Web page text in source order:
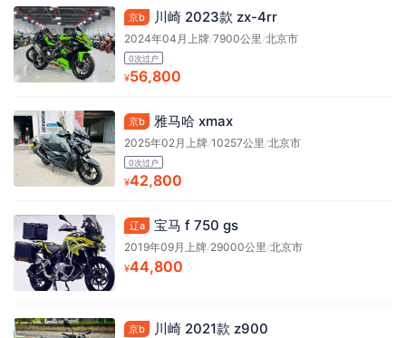
京b 川崎 2023款 zx-4rr
2024年04月上牌/7900公里/北京市
0次过户
¥56,800
京b 雅马哈 xmax
2025年02月上牌/10257公里 /北京市
0次过户
¥42,800
辽a 宝马 f 750 gs
2019年09月上牌/29000公里 /北京市
¥44,800
京b 川崎 2021款 z900